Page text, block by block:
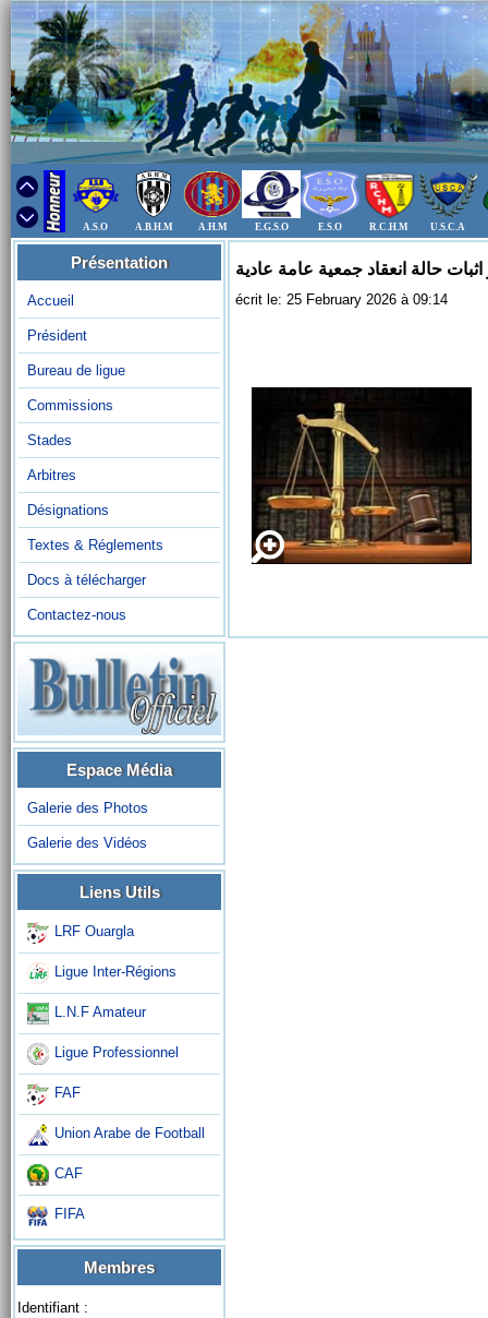
A.S.O A.B.H.M A.H.M E.G.S.O E.S.O R.C.H.M U.S.C.A
Présentation
Accueil
Président
Bureau de ligue
Commissions
Stades
Arbitres
Désignations
Textes & Réglements
Docs à télécharger
Contactez-nous
Espace Média
Galerie des Photos
Galerie des Vidéos
Liens Utils
LRF Ouargla
Ligue Inter-Régions
L.N.F Amateur
Ligue Professionnel
FAF
Union Arabe de Football
CAF
FIFA
Membres
Identifiant :
حالة انعقاد جمعية عامة عادية
écrit le: 25 February 2026 à 09:14